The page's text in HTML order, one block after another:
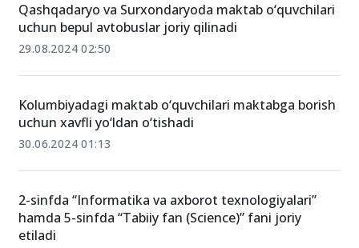
Qashqadaryo va Surxondaryoda maktab o‘quvchilari
uchun bepul avtobuslar joriy qilinadi
29.08.2024 02:50
Kolumbiyadagi maktab o‘quvchilari maktabga borish
uchun xavfli yo‘ldan o‘tishadi
30.06.2024 01:13
2-sinfda “Informatika va axborot texnologiyalari”
hamda 5-sinfda “Tabiiy fan (Science)” fani joriy
etiladi